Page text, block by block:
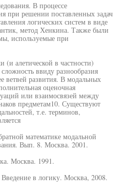
В процессе
при решении поставленных задач
логических систем в виде
метод Хенкина. Также были
используемые при
(и алетической в частности)
ввиду разнообразия
ветвей развития. В модальных
оценочная
или взаимосвязей между
предметам10. Существуют
т.е. терминов,
математике модальной
Вып. 8. Москва. 2001.
Москва. 1991.
в логику. Москва, 2008.